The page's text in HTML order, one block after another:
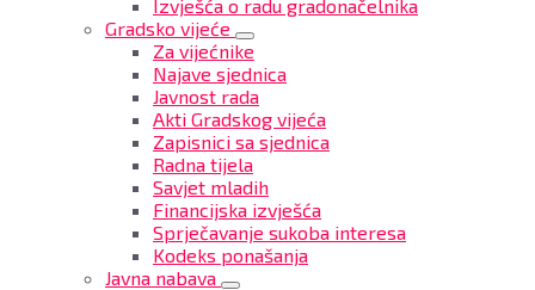
Izvješća o radu gradonačelnika
Gradsko vijeće
Za vijećnike
Najave sjednica
Javnost rada
Akti Gradskog vijeća
Zapisnici sa sjednica
Radna tijela
Savjet mladih
Financijska izvješća
Sprječavanje sukoba interesa
Kodeks ponašanja
Javna nabava